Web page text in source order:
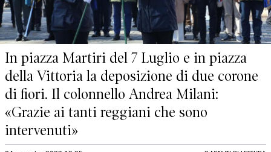
In piazza Martiri del 7 Luglio e in piazza
della Vittoria la deposizione di due corone
di fiori. Il colonnello Andrea Milani:
«Grazie ai tanti reggiani che sono
intervenuti»